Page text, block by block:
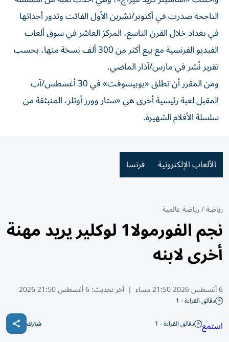
الناجحة صدرت في أكتوبر/تشرين الأول الفائت وتدور أحداثها
في بغداد خلال القرن التاسع، المركز العاشر في سوق ألعاب
الفيديو الفرنسية مع بيع أكثر من 300 ألف نسخة منها، بحسب
تقرير نُشر في مارس/آذار الماضي.
ومن المقرر أن تطلق «يوبيسوفت» في 30 أغسطس/آب
المقبل لعبة رئيسية أخرى هي «ستار وورز أوتلز، المنبثقة من
سلسلة الأفلام الشهيرة.
الألعاب الإلكترونية فرنسا
رياضة/رياضة عالمية
نجم الفورمولا1 لوكلير يريد مهنة
أخرى لابنه
6 أغسطس 2026 21:50 مساء | آخر تحديث:6 أغسطس 21:50 2026
دقائق القراءة - 1
استمع دقائق القراءة - 1 شارك